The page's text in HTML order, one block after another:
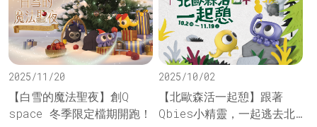
2025/11/20
【白雪的魔法聖夜】創Q
space 冬季限定檔期開跑！
2025/10/02
【北歐森活一起憩】跟著
Qbies小精靈，一起逃去北